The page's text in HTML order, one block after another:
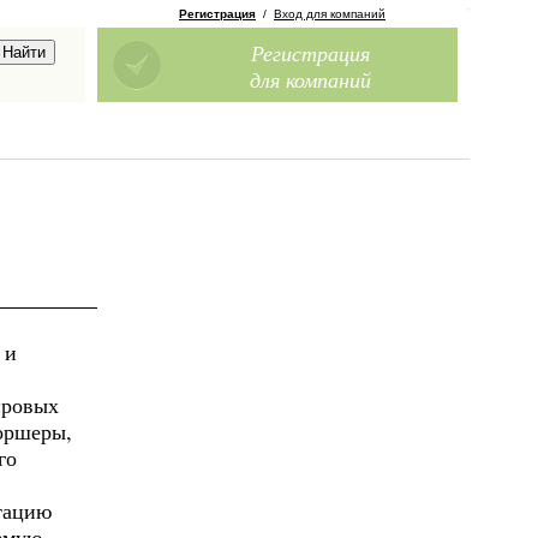
Регистрация / Вход для компаний
Регистрация
для компаний